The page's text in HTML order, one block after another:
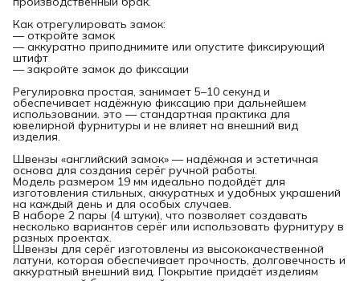
Как отрегулировать замок:
— откройте замок
— аккуратно приподнимите или опустите фиксирующий
штифт
— закройте замок до фиксации
Регулировка простая, занимает 5–10 секунд и
обеспечивает надёжную фиксацию при дальнейшем
использовании. это — стандартная практика для
ювелирной фурнитуры и не влияет на внешний вид
изделия.
Швензы «английский замок» — надёжная и эстетичная
основа для создания серёг ручной работы.
Модель размером 19 мм идеально подойдёт для
изготовления стильных, аккуратных и удобных украшений
на каждый день и для особых случаев.
В наборе 2 пары (4 штуки), что позволяет создавать
несколько вариантов серёг или использовать фурнитуру в
разных проектах.
Швензы для серёг изготовлены из высококачественной
латуни, которая обеспечивает прочность, долговечность и
аккуратный внешний вид. Покрытие придаёт изделиям